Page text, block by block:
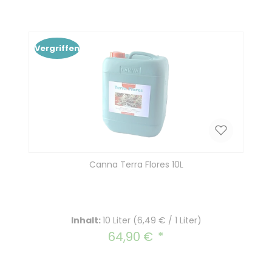
Vergriffen
Canna Terra Flores 10L
Inhalt:10 Liter (6,49 € / 1 Liter)
Regulärer Preis:
64,90 €